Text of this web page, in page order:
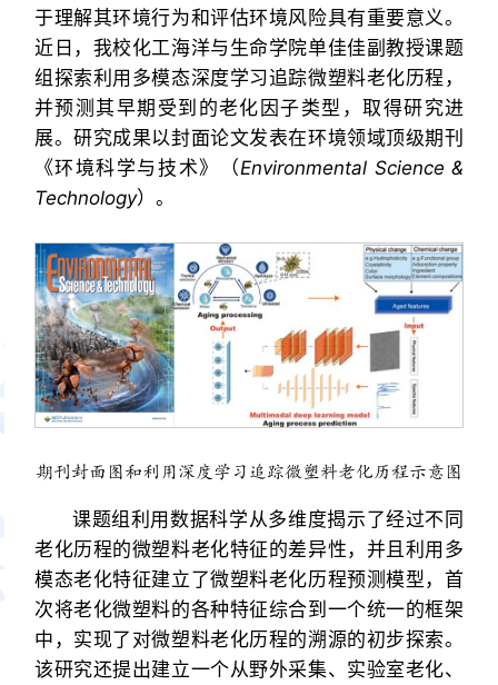
于理解其环境行为和评估环境风险具有重要意义。
近日，我校化工海洋与生命学院单佳佳副教授课题
组探索利用多模态深度学习追踪微塑料老化历程，
并预测其早期受到的老化因子类型，取得研究进
展。研究成果以封面论文发表在环境领域顶级期刊
《环境科学与技术》（Environmental Science &
Technology）。
期刊封面图和利用深度学习追踪微塑料老化历程示意图
课题组利用数据科学从多维度揭示了经过不同
老化历程的微塑料老化特征的差异性，并且利用多
模态老化特征建立了微塑料老化历程预测模型，首
次将老化微塑料的各种特征综合到一个统一的框架
中，实现了对微塑料老化历程的溯源的初步探索。
该研究还提出建立一个从野外采集、实验室老化、